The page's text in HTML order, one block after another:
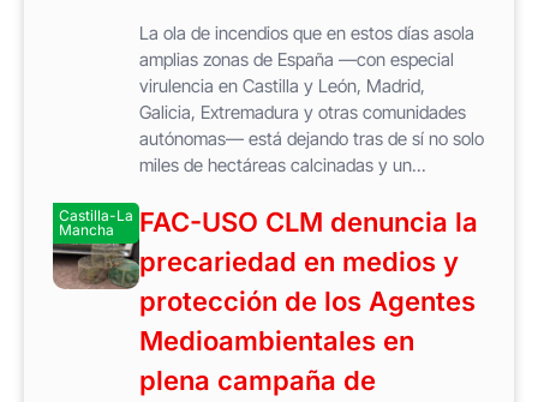
La ola de incendios que en estos días asola
amplias zonas de España —con especial
virulencia en Castilla y León, Madrid,
Galicia, Extremadura y otras comunidades
autónomas— está dejando tras de sí no solo
miles de hectáreas calcinadas y un...
Castilla-La
Mancha
FAC-USO CLM denuncia la
precariedad en medios y
protección de los Agentes
Medioambientales en
plena campaña de